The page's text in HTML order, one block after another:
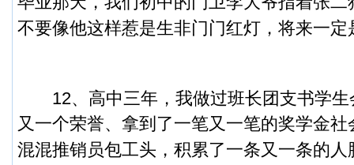
不要像他这样惹是生非门门红灯，将来一
12、高中三年，我做过班长团支书学生
又一个荣誉、拿到了一笔又一笔的奖学金社
混混推销员包工头，积累了一条又一条的